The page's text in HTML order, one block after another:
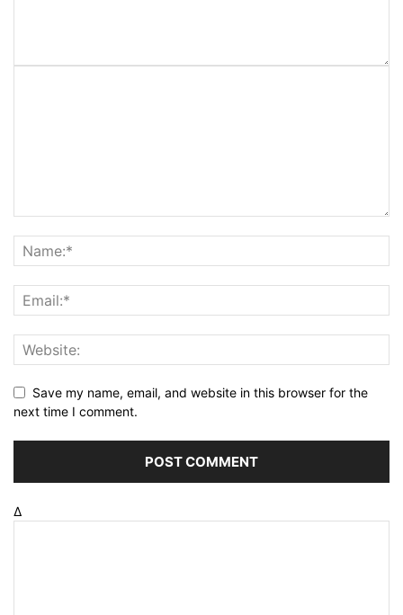
Save my name, email, and website in this browser for the
next time I comment.
Δ